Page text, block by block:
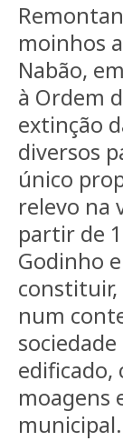
moinhos
Nabão,
à Ordem
extinção
diversos
único
relevo na
partir de
Godinho
constituir,
num
edificado,
moagens
municipal.